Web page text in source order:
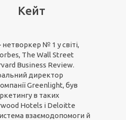
Кейт
№ 1 у світі,
The Wall Street
Business Review.
директор
Greenlight, був
в таких
Hotels і Deloitte
взаємодопомоги й